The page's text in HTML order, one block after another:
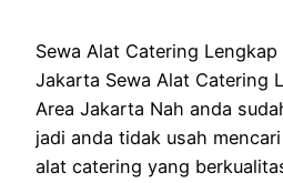
Sewa Alat Catering
Jakarta Sewa Alat Catering
Area Jakarta Nah anda
jadi anda tidak usah
alat catering yang